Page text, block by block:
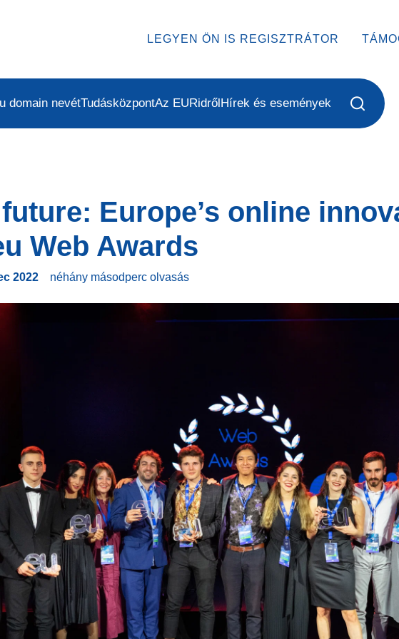
LEGYEN ÖN IS REGISZTRÁTOR
domain nevétTudásközpontAz EURidrőlHírek és események
Europe’s online
Web Awards
2022 néhány másodpercolvasás